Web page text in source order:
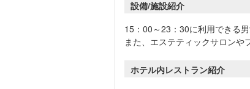
設備/施設紹介
15：00～23：30に利用できる
また、エステティックサロンや
ホテル内レストラン紹介